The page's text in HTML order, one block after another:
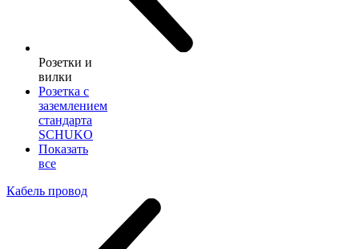
Розетки и
вилки
Розетка с
заземлением
стандарта
SCHUKO
Показать
все
Кабель провод